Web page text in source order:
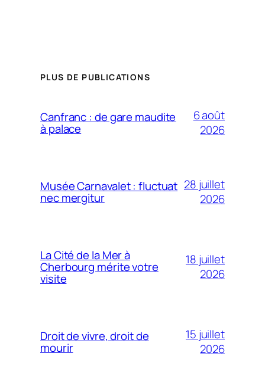
PLUS DE PUBLICATIONS
Canfranc : de gare maudite
à palace
6 août
2026
Musée Carnavalet : fluctuat
nec mergitur
28 juillet
2026
La Cité de la Mer à
Cherbourg mérite votre
visite
18 juillet
2026
Droit de vivre, droit de
mourir
15 juillet
2026